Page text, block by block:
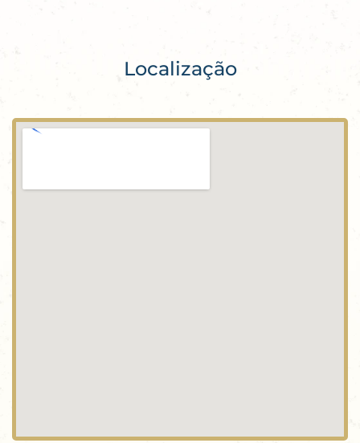
Localização